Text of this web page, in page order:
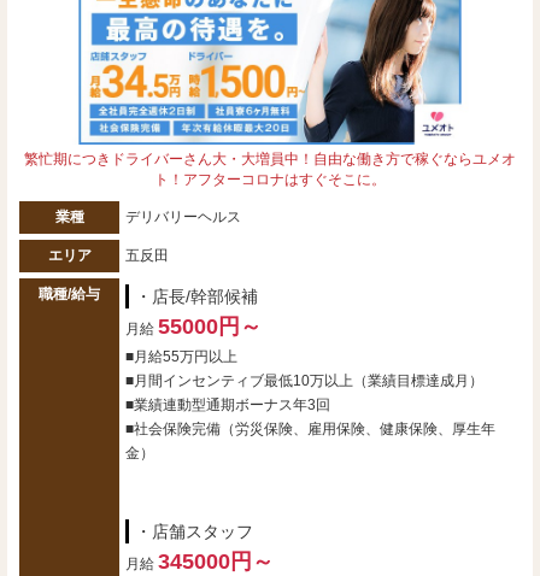
繁忙期につきドライバーさん大・大増員中！自由な働き方で稼ぐならユメオ
ト！アフターコロナはすぐそこに。
業種 デリバリーヘルス
エリア 五反田
職種/給与 ・店長/幹部候補
月給 55000円～
■月給55万円以上
■月間インセンティブ最低10万以上（業績目標達成月）
■業績連動型通期ボーナス年3回
■社会保険完備（労災保険、雇用保険、健康保険、厚生年
金）
・店舗スタッフ
月給 345000円～